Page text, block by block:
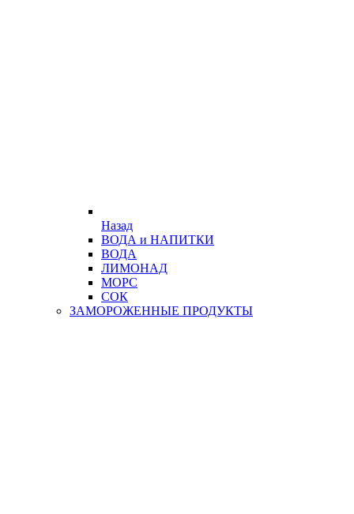
Назад
ВОДА и НАПИТКИ
ВОДА
ЛИМОНАД
МОРС
СОК
ЗАМОРОЖЕННЫЕ ПРОДУКТЫ